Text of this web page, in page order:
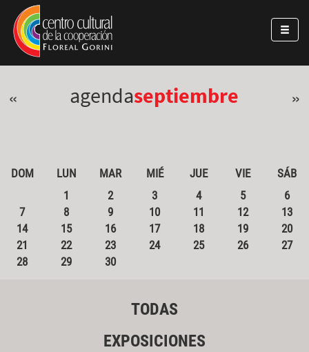
Pasar al contenido principal
Jump to main content
« agendaseptiembre »
DOM LUN MAR MIÉ JUE VIE
SÁB
1
2 3 4 5
6
7
8 9 10 11 12
13
14
15 16 17 18 19
20
21
22 23 24 25 26
27
28
29 30
TODAS
EXPOSICIONES